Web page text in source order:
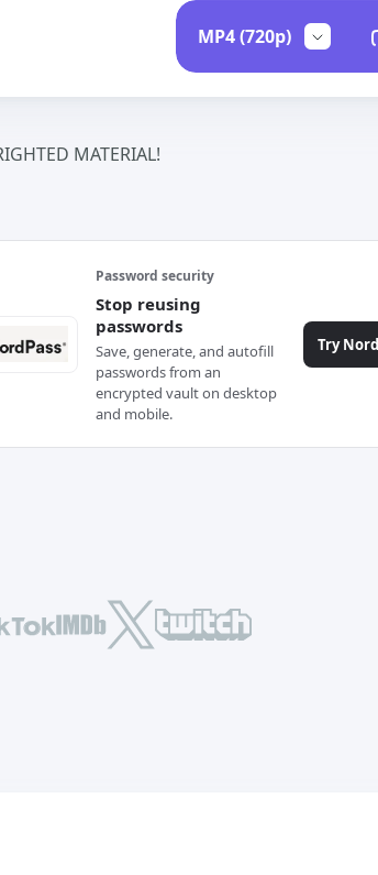
MATERIAL!
Password security
Stop reusing
passwords
Save, generate, and autofill
passwords from an
encrypted vault on desktop
and mobile.
Try